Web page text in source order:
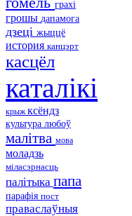
грахі
грошы дапамога
дзеці жыццё
история канцэрт
касцёл
каталікі
крыжксёндз
культура любоў
малітва мова
моладзь
міласэрнасць
палітыка папа
парафія пост
праваслаўныя